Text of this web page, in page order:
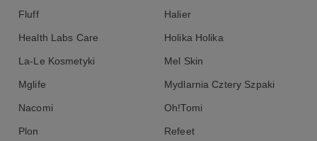
Fluff Halier
Health Labs Care Holika Holika
La-Le Kosmetyki Mel Skin
Mglife Mydlarnia Cztery Szpaki
Nacomi Oh!Tomi
Plon Refeet